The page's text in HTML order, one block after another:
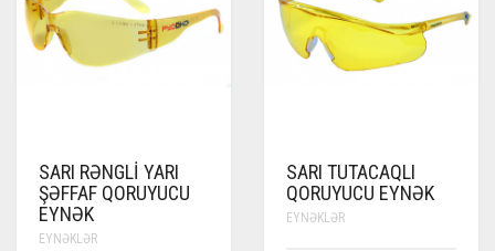
SARI RƏNGLI YARI
ŞƏFFAF QORUYUCU
EYNƏK
EYNƏKLƏR
SARI TUTACAQLI
QORUYUCU EYNƏK
EYNƏKLƏR